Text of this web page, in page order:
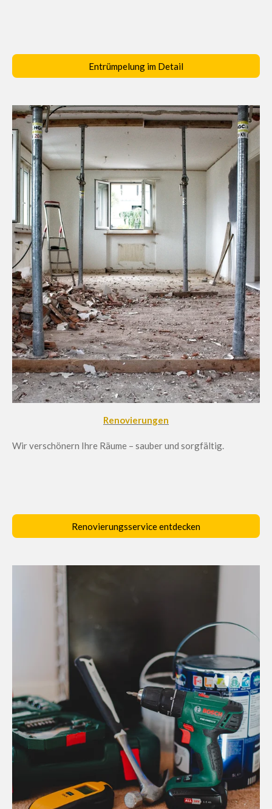
Entrümpelung im Detail
Renovierungen
Wir verschönern Ihre Räume – sauber und sorgfältig.
Renovierungsservice entdecken